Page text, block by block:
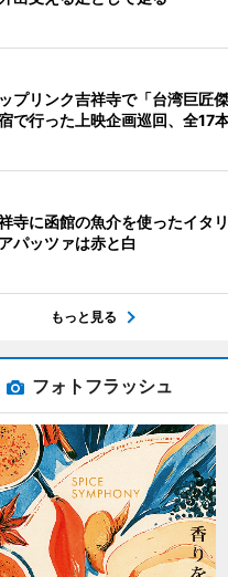
プリンク吉祥寺で「台湾巨匠
で行った上映企画巡回、全17
寺に函館の魚介を使ったイタ
パッツァは赤と白
もっと見る
フォトフラッシュ